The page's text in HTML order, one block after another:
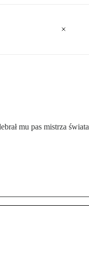
mu pas mistrza świata